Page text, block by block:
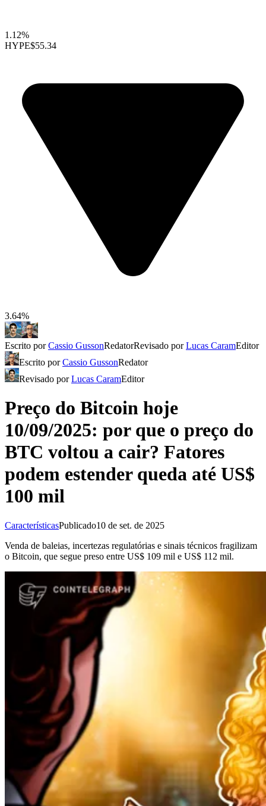
1.12%
HYPE$55.34
3.64%
Escrito porCassio GussonRedatorRevisado porLucas CaramEditor
Escrito porCassio GussonRedator
Revisado porLucas CaramEditor
Preço do Bitcoin hoje
10/09/2025: por que o preço do
BTC voltou a cair? Fatores
podem estender queda até US$
100 mil
CaracterísticasPublicado10 de set. de 2025
Venda de baleias, incertezas regulatórias e sinais técnicos fragilizam
o Bitcoin, que segue preso entre US$ 109 mil e US$ 112 mil.